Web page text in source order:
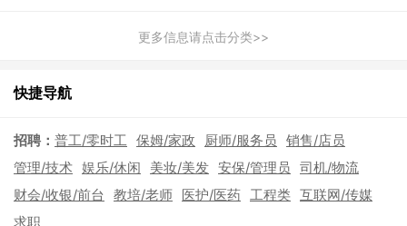
更多信息请点击分类>>
快捷导航
招聘： 普工/零时工 保姆/家政 厨师/服务员 销售/店员
管理/技术 娱乐/休闲 美妆/美发 安保/管理员 司机/物流
财会/收银/前台 教培/老师 医护/医药 工程类 互联网/传媒
求职